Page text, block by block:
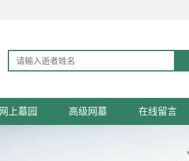
网上墓园 高级网墓 在线留言